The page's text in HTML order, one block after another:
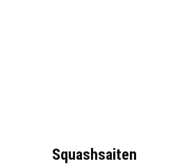
Squashsaiten